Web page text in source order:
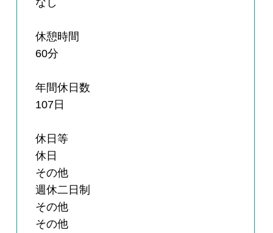
なし
休憩時間
60分
年間休日数
107日
休日等
休日
その他
週休二日制
その他
その他